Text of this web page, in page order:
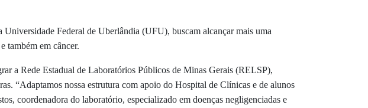
Federal de Uberlândia (UFU), buscam alcançar mais uma
também em câncer.
a Rede Estadual de Laboratórios Públicos de Minas Gerais (RELSP),
“Adaptamos nossa estrutura com apoio do Hospital de Clínicas e de alunos
coordenadora do laboratório, especializado em doenças negligenciadas e